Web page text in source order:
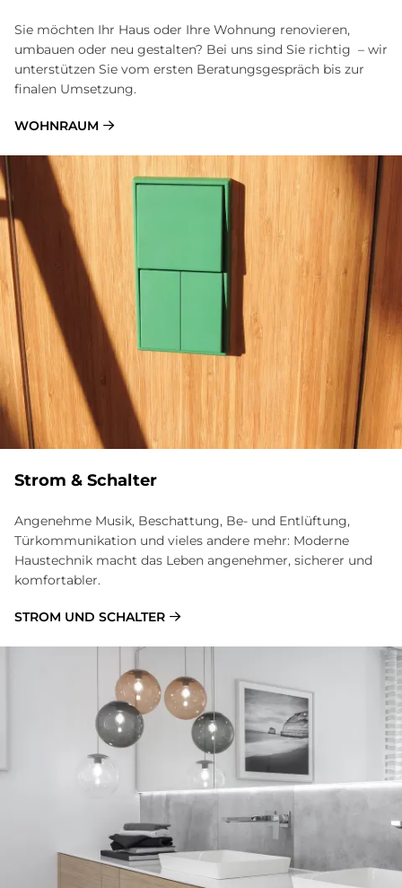
Sie möchten Ihr Haus oder Ihre Wohnung renovieren,
umbauen oder neu gestalten? Bei uns sind Sie richtig – wir
unterstützen Sie vom ersten Beratungsgespräch bis zur
finalen Umsetzung.
WOHNRAUM
Strom & Schalter
Angenehme Musik, Beschattung, Be- und Entlüftung,
Türkommunikation und vieles andere mehr: Moderne
Haustechnik macht das Leben angenehmer, sicherer und
komfortabler.
STROM UND SCHALTER